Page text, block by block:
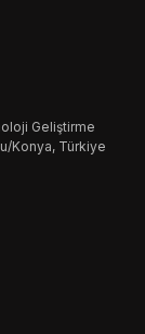
Geliştirme
Konya, Türkiye